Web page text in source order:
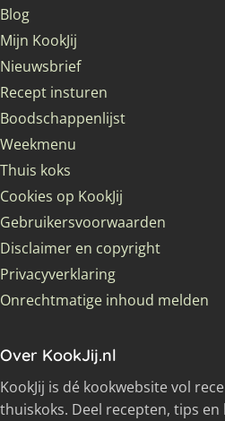
Blog
Mijn KookJij
Nieuwsbrief
Recept insturen
Boodschappenlijst
Weekmenu
Thuis koks
Cookies op KookJij
Gebruikersvoorwaarden
Disclaimer en copyright
Privacyverklaring
Onrechtmatige inhoud melden
Over KookJij.nl
KookJij is dé kookwebsite vol
thuiskoks. Deel recepten, tips